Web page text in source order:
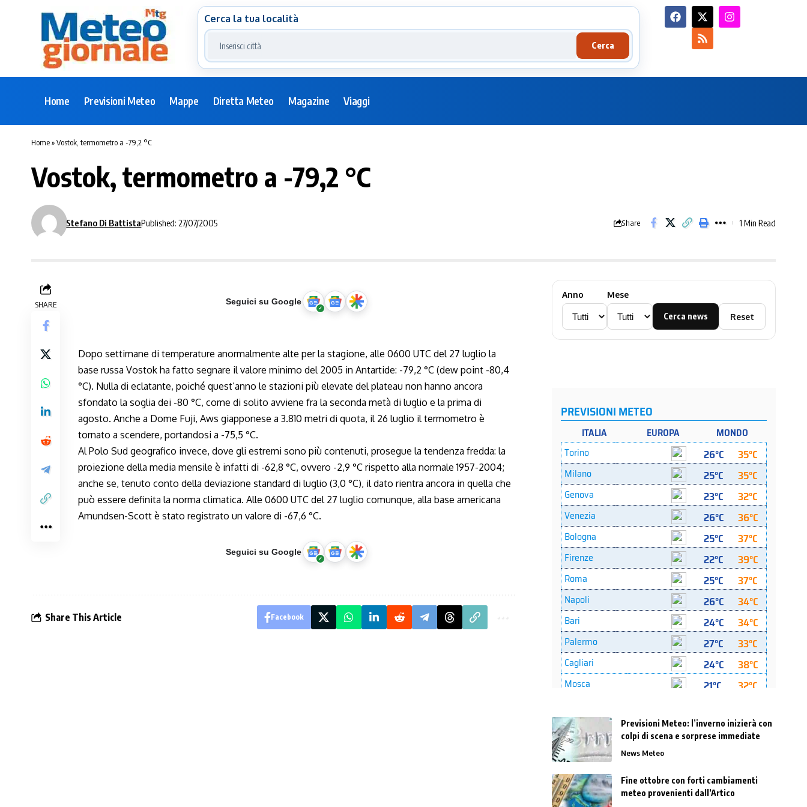
Cerca la tua località
Cerca
Home Previsioni Meteo Mappe Diretta Meteo Magazine Viaggi
Home»Vostok, termometro a -79,2 °C
Vostok, termometro a -79,2 °C
Stefano Di BattistaPublished: 27/07/2005 Share 1 Min Read
SHARE Seguici su Google
Dopo settimane di temperature anormalmente alte per la stagione, alle 0600 UTC del 27 luglio la
base russa Vostok ha fatto segnare il valore minimo del 2005 in Antartide: -79,2 °C (dew point -80,4
°C). Nulla di eclatante, poiché quest’anno le stazioni più elevate del plateau non hanno ancora
sfondato la soglia dei -80 °C, come di solito avviene fra la seconda metà di luglio e la prima di
agosto. Anche a Dome Fuji, Aws giapponese a 3.810 metri di quota, il 26 luglio il termometro è
tornato a scendere, portandosi a -75,5 °C.
Al Polo Sud geografico invece, dove gli estremi sono più contenuti, prosegue la tendenza fredda: la
proiezione della media mensile è infatti di -62,8 °C, ovvero -2,9 °C rispetto alla normale 1957-2004;
anche se, tenuto conto della deviazione standard di luglio (3,0 °C), il dato rientra ancora in quella che
può essere definita la norma climatica. Alle 0600 UTC del 27 luglio comunque, alla base americana
Amundsen-Scott è stato registrato un valore di -67,6 °C.
Seguici su Google
Share This Article Facebook
Anno Mese
Cerca news Reset
Previsioni Meteo: l’inverno inizierà con
colpi di scena e sorprese immediate
News Meteo
Fine ottobre con forti cambiamenti
meteo provenienti dall’Artico